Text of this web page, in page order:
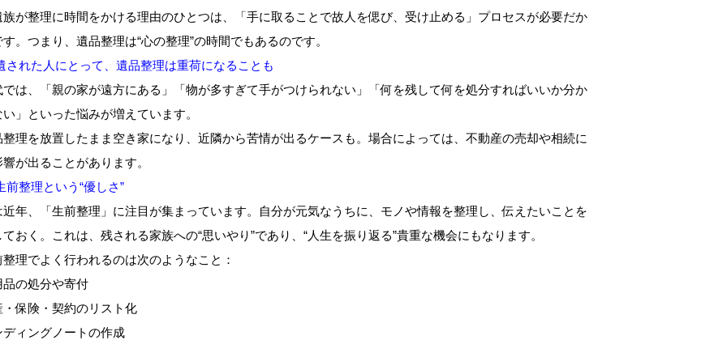
族が整理に時間をかける理由のひとつは、「手に取ることで故人を偲び、受け止める」プロセスが必要だか
。つまり、遺品整理は“心の整理”の時間でもあるのです。
れた人にとって、遺品整理は重荷になることも
では、「親の家が遠方にある」「物が多すぎて手がつけられない」「何を残して何を処分すればいいか分か
」といった悩みが増えています。
整理を放置したまま空き家になり、近隣から苦情が出るケースも。場合によっては、不動産の売却や相続に
が出ることがあります。
整理という“優しさ”
近年、「生前整理」に注目が集まっています。自分が元気なうちに、モノや情報を整理し、伝えたいことを
おく。これは、残される家族への“思いやり”であり、“人生を振り返る”貴重な機会にもなります。
整理でよく行われるのは次のようなこと：
品の処分や寄付
・保険・契約のリスト化
ディングノートの作成